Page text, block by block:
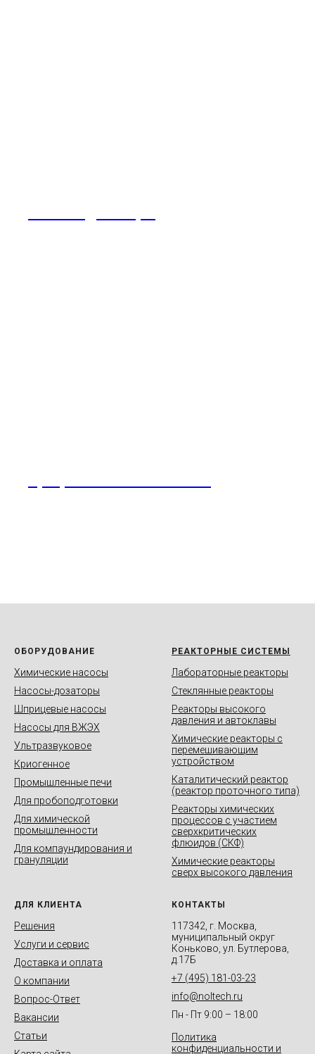
ОБОРУДОВАНИЕ
Химические насосы
Насосы-дозаторы
Шприцевые насосы
Насосы для ВЖЭХ
Ультразвуковое
Криогенное
Промышленные печи
Для пробоподготовки
Для химической
промышленности
Для компаундирования и
грануляции
РЕАКТОРНЫЕ СИСТЕМЫ
Лабораторные реакторы
Стеклянные реакторы
Реакторы высокого
давления и автоклавы
Химические реакторы с
перемешивающим
устройством
Каталитический реактор
(реактор проточного типа)
Реакторы химических
процессов с участием
сверхкритических
флюидов (СКФ)
Химические реакторы
сверх высокого давления
ДЛЯ КЛИЕНТА
Решения
Услуги и сервис
Доставка и оплата
О компании
Вопрос-Ответ
Вакансии
Статьи
КОНТАКТЫ
117342, г. Москва,
муниципальный округ
Коньково, ул. Бутлерова,
д.17Б
+7 (495) 181-03-23
info@noltech.ru
Пн - Пт 9:00 – 18:00
Политика
конфиденциальности и